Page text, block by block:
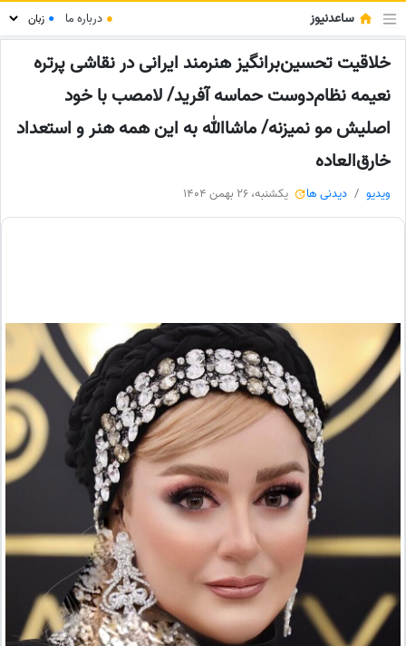
ساعدنیوز ● درباره ما ●
خلاقیت تحسین‌برانگیز هنرمند ایرانی در نقاشی پرتره
نعیمه نظام‌دوست حماسه آفرید/ لامصب با خود
اصلیش مو نمیزنه/ ماشاالله به این همه هنر و استعداد
خارق‌العاده
ویدیو دیدنی ها یکشنبه، 26 بهمن 1404